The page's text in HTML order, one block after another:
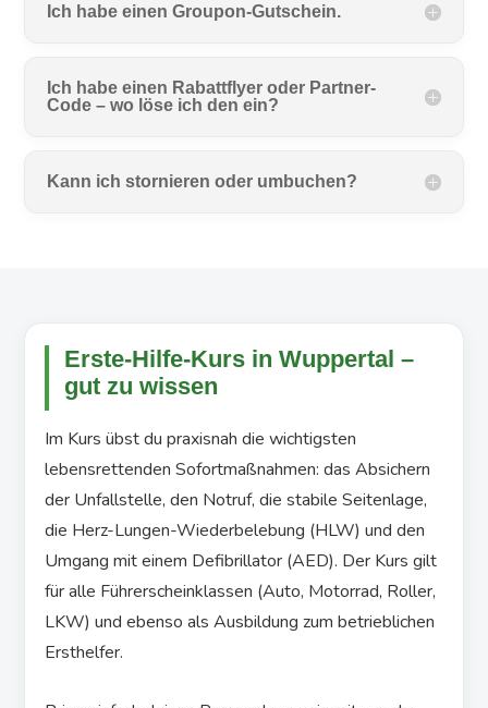
Ich habe einen Groupon-Gutschein.
Ich habe einen Rabattflyer oder Partner-
Code – wo löse ich den ein?
Kann ich stornieren oder umbuchen?
Erste-Hilfe-Kurs in Wuppertal –
gut zu wissen
Im Kurs übst du praxisnah die wichtigsten
lebensrettenden Sofortmaßnahmen: das Absichern
der Unfallstelle, den Notruf, die stabile Seitenlage,
die Herz-Lungen-Wiederbelebung (HLW) und den
Umgang mit einem Defibrillator (AED). Der Kurs gilt
für alle Führerscheinklassen (Auto, Motorrad, Roller,
LKW) und ebenso als Ausbildung zum betrieblichen
Ersthelfer.